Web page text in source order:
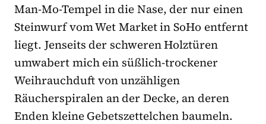
Man-Mo-Tempel in die Nase, der nur einen
Steinwurf vom Wet Market in SoHo entfernt
liegt. Jenseits der schweren Holztüren
umwabert mich ein süßlich-trockener
Weihrauchduft von unzähligen
Räucherspiralen an der Decke, an deren
Enden kleine Gebetszettelchen baumeln.